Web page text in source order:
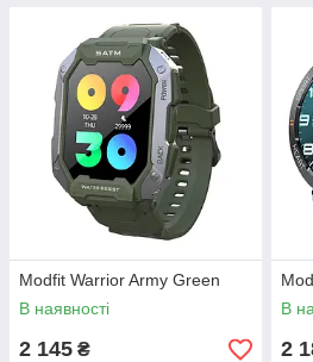
Modfit Warrior Army Green
В наявності
2 145 ₴
В
2